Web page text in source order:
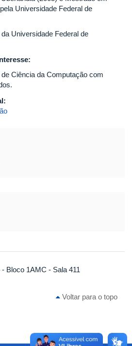
Universidade Federal de
Universidade Federal de
Ciência da Computação com
Bloco 1AMC - Sala 411
Voltar para o topo